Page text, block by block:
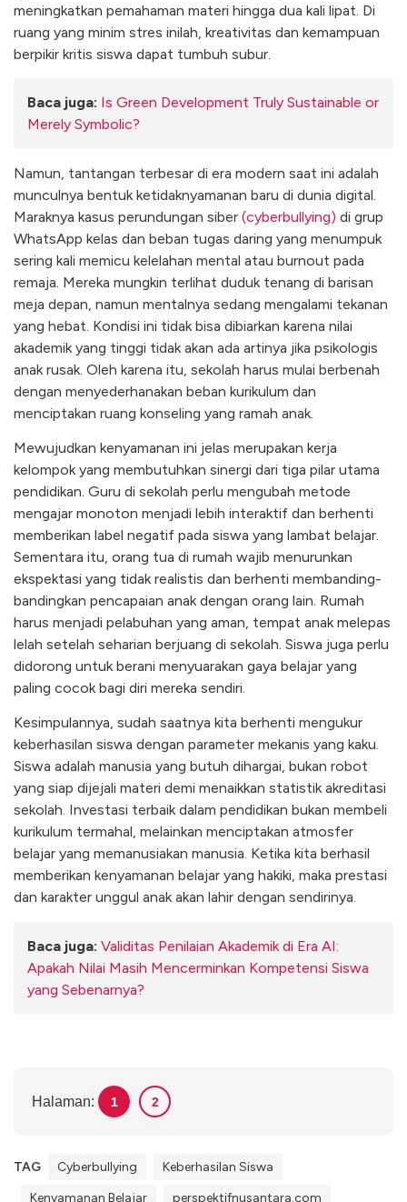
meningkatkan pemahaman materi hingga dua kali lipat. Di
ruang yang minim stres inilah, kreativitas dan kemampuan
berpikir kritis siswa dapat tumbuh subur.
Baca juga: Is Green Development Truly Sustainable or
Merely Symbolic?
Namun, tantangan terbesar di era modern saat ini adalah
munculnya bentuk ketidaknyamanan baru di dunia digital.
Maraknya kasus perundungan siber (cyberbullying) di grup
WhatsApp kelas dan beban tugas daring yang menumpuk
sering kali memicu kelelahan mental atau burnout pada
remaja. Mereka mungkin terlihat duduk tenang di barisan
meja depan, namun mentalnya sedang mengalami tekanan
yang hebat. Kondisi ini tidak bisa dibiarkan karena nilai
akademik yang tinggi tidak akan ada artinya jika psikologis
anak rusak. Oleh karena itu, sekolah harus mulai berbenah
dengan menyederhanakan beban kurikulum dan
menciptakan ruang konseling yang ramah anak.
Mewujudkan kenyamanan ini jelas merupakan kerja
kelompok yang membutuhkan sinergi dari tiga pilar utama
pendidikan. Guru di sekolah perlu mengubah metode
mengajar monoton menjadi lebih interaktif dan berhenti
memberikan label negatif pada siswa yang lambat belajar.
Sementara itu, orang tua di rumah wajib menurunkan
ekspektasi yang tidak realistis dan berhenti membanding-
bandingkan pencapaian anak dengan orang lain. Rumah
harus menjadi pelabuhan yang aman, tempat anak melepas
lelah setelah seharian berjuang di sekolah. Siswa juga perlu
didorong untuk berani menyuarakan gaya belajar yang
paling cocok bagi diri mereka sendiri.
Kesimpulannya, sudah saatnya kita berhenti mengukur
keberhasilan siswa dengan parameter mekanis yang kaku.
Siswa adalah manusia yang butuh dihargai, bukan robot
yang siap dijejali materi demi menaikkan statistik akreditasi
sekolah. Investasi terbaik dalam pendidikan bukan membeli
kurikulum termahal, melainkan menciptakan atmosfer
belajar yang memanusiakan manusia. Ketika kita berhasil
memberikan kenyamanan belajar yang hakiki, maka prestasi
dan karakter unggul anak akan lahir dengan sendirinya.
Baca juga: Validitas Penilaian Akademik di Era AI:
Apakah Nilai Masih Mencerminkan Kompetensi Siswa
yang Sebenarnya?
Halaman: 1 2
TAG Cyberbullying
Keberhasilan Siswa
Kenyamanan Belajar
perspektifnusantara.com